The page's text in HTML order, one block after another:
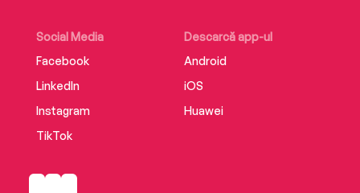
Social Media
Facebook
LinkedIn
Instagram
TikTok
Descarcă app-ul
Android
iOS
Huawei